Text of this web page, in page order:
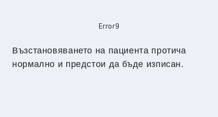
Error9
Възстановяването на пациента протича
нормално и предстои да бъде изписан.